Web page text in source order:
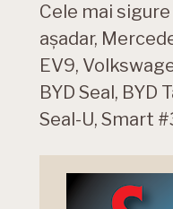
Cele mai
așadar,
EV9,
BYD Seal, BYD
Seal-U, Smart